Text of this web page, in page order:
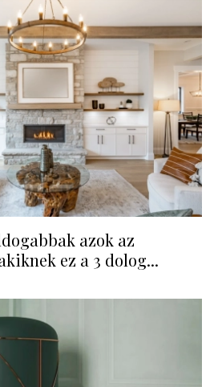
azok az
ez a 3 dolog...